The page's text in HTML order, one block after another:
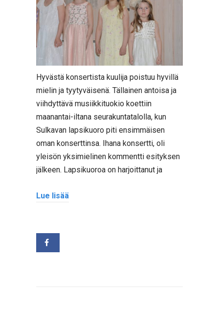
Hyvästä konsertista kuulija poistuu hyvillä
mielin ja tyytyväisenä. Tällainen antoisa ja
viihdyttävä musiikkituokio koettiin
maanantai-iltana seurakuntatalolla, kun
Sulkavan lapsikuoro piti ensimmäisen
oman konserttinsa. Ihana konsertti, oli
yleisön yksimielinen kommentti esityksen
jälkeen. Lapsikuoroa on harjoittanut ja
Lue lisää